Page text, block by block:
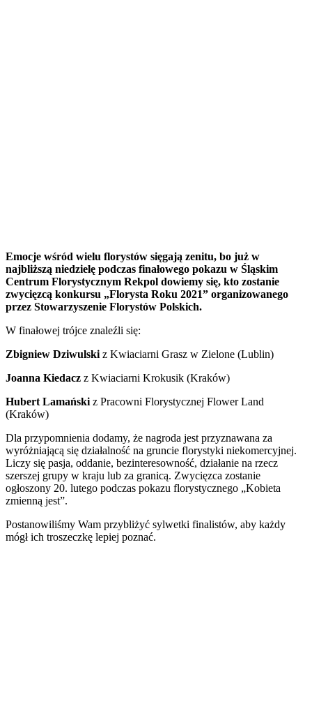
Emocje wśród wielu florystów sięgają zenitu, bo już w
najbliższą niedzielę podczas finałowego pokazu w Śląskim
Centrum Florystycznym Rekpol dowiemy się, kto zostanie
zwycięzcą konkursu „Florysta Roku 2021” organizowanego
przez Stowarzyszenie Florystów Polskich.
W finałowej trójce znaleźli się:
Zbigniew Dziwulski z Kwiaciarni Grasz w Zielone (Lublin)
Joanna Kiedacz z Kwiaciarni Krokusik (Kraków)
Hubert Lamański z Pracowni Florystycznej Flower Land
(Kraków)
Dla przypomnienia dodamy, że nagroda jest przyznawana za
wyróżniającą się działalność na gruncie florystyki niekomercyjnej.
Liczy się pasja, oddanie, bezinteresowność, działanie na rzecz
szerszej grupy w kraju lub za granicą. Zwycięzca zostanie
ogłoszony 20. lutego podczas pokazu florystycznego „Kobieta
zmienną jest”.
Postanowiliśmy Wam przybliżyć sylwetki finalistów, aby każdy
mógł ich troszeczkę lepiej poznać.